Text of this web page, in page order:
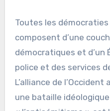
Toutes les
composent d’une
démocratiques et d’un
police et des services
L’alliance de
une bataille